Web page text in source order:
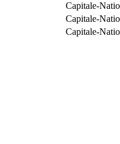
Capitale-
Capitale-
Capitale-